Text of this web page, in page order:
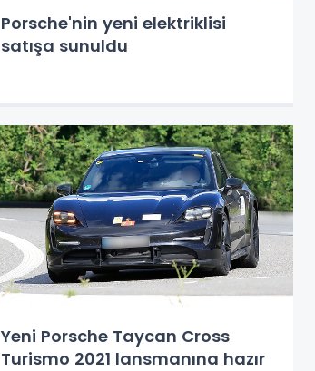
Porsche'nin yeni elektriklisi
satışa sunuldu
Yeni Porsche Taycan Cross
Turismo 2021 lansmanına hazır